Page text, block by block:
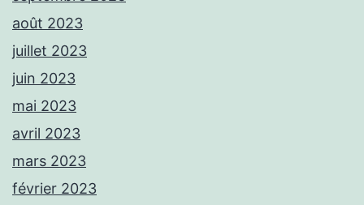
août 2023
juillet 2023
juin 2023
mai 2023
avril 2023
mars 2023
février 2023